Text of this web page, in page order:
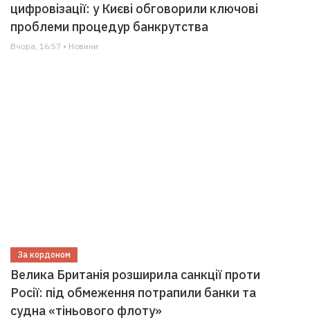
цифровізації: у Києві обговорили ключові
проблеми процедур банкрутства
Вчора, 16:57 • Новини
За кордоном
Велика Британія розширила санкції проти
Росії: під обмеження потрапили банки та
судна «тіньового флоту»